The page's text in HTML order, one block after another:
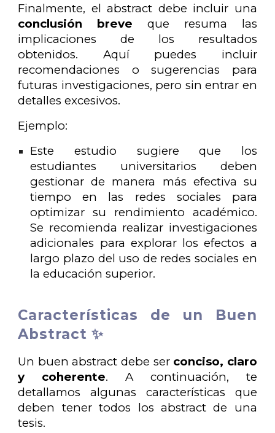
Finalmente, el abstract debe incluir una
conclusión breve que resuma las
implicaciones de los resultados
obtenidos. Aquí puedes incluir
recomendaciones o sugerencias para
futuras investigaciones, pero sin entrar en
detalles excesivos.
Ejemplo:
Este estudio sugiere que los
estudiantes universitarios deben
gestionar de manera más efectiva su
tiempo en las redes sociales para
optimizar su rendimiento académico.
Se recomienda realizar investigaciones
adicionales para explorar los efectos a
largo plazo del uso de redes sociales en
la educación superior.
Características de un Buen
Abstract ✨
Un buen abstract debe ser conciso, claro
y coherente. A continuación, te
detallamos algunas características que
deben tener todos los abstract de una
tesis.